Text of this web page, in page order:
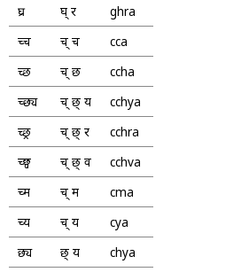
घ्र
घ् र
ghra
च्च
च् च
cca
च्छ
च् छ
ccha
च्छ्य
च् छ् य
cchya
च्छ्र
च् छ् र
cchra
च्छ्व
च् छ् व
cchva
च्म
च् म
cma
च्य
च् य
cya
छ्य
छ् य
chya